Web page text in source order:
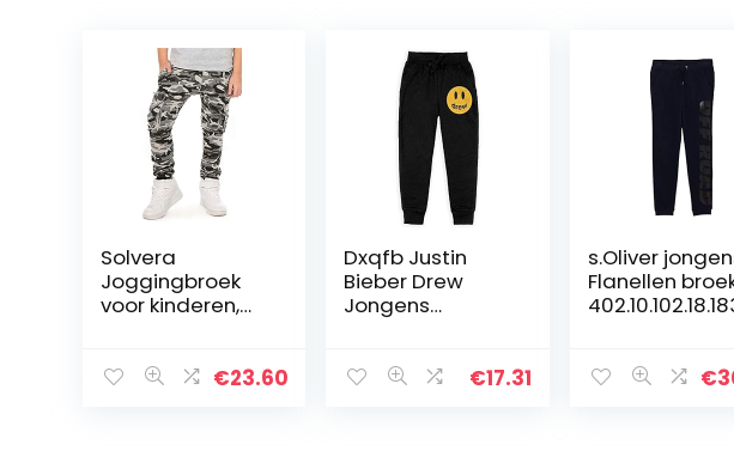
Solvera
Joggingbroek
voor kinderen,
camouflage-
€23.60
Dxqfb Justin
Bieber Drew
Jongens
voor jongens€17.31
s.Oliver
Flanellen
€